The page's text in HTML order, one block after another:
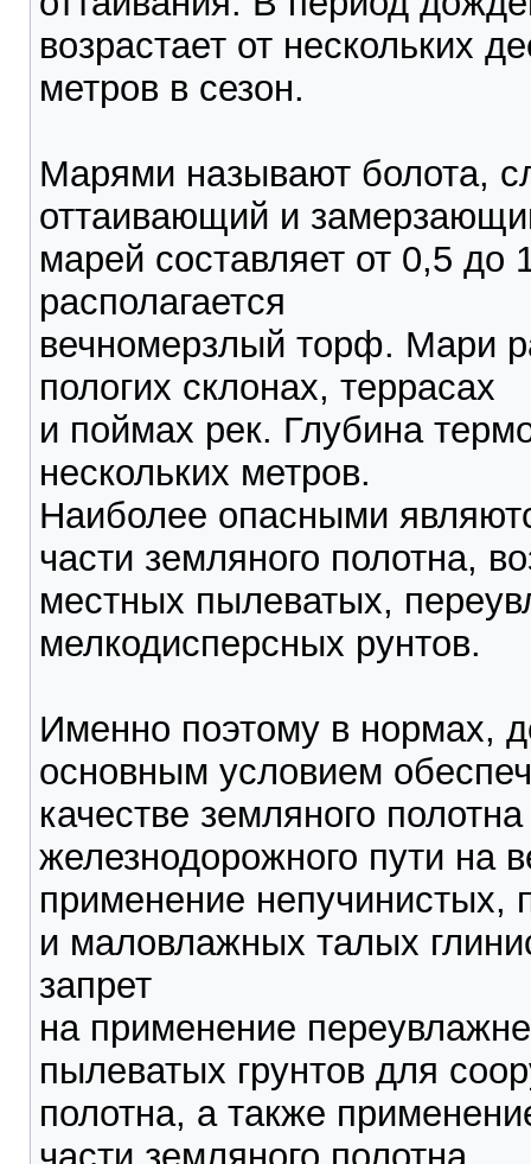
возрастает от нескольких
метров в сезон.
Марями называют болота,
оттаивающий и
марей составляет от 0,5
располагается
вечномерзлый торф. Мари
пологих склонах, террасах
и поймах рек. Глубина
нескольких метров.
Наиболее опасными
части земляного полотна,
местных пылеватых,
мелкодисперсных рунтов.
Именно поэтому в нормах,
основным условием
качестве земляного
железнодорожного пути на
применение
и маловлажных талых
запрет
на применение
пылеватых грунтов для
полотна, а также